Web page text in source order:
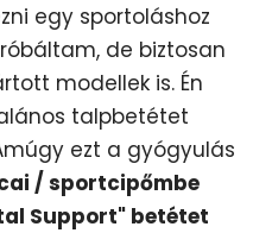
egy sportoláshoz
de biztosan
modellek is. Én
talpbetétet
ezt a gyógyulás
/ sportcipőmbe
Support" betétet